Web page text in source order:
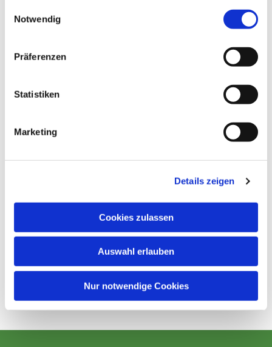
Notwendig
Präferenzen
Statistiken
Marketing
Details zeigen
Cookies zulassen
Auswahl erlauben
Nur notwendige Cookies